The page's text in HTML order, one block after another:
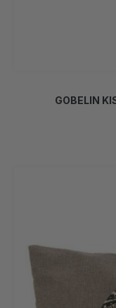
GOBELIN